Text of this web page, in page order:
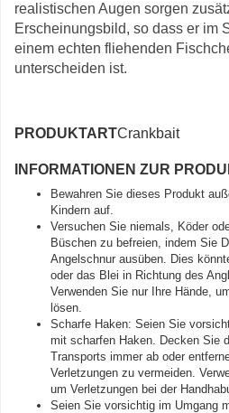
realistischen Augen sorgen
Erscheinungsbild, so dass er im
einem echten fliehenden
unterscheiden ist.
PRODUKTARTCrankbait
INFORMATIONEN ZUR
Bewahren Sie dieses Produkt
Kindern auf.
Versuchen Sie niemals, Köder
Büschen zu befreien, indem Sie
Angelschnur ausüben. Dies
oder das Blei in Richtung des
Verwenden Sie nur Ihre Hände,
lösen.
Scharfe Haken: Seien Sie
mit scharfen Haken. Decken Sie
Transports immer ab oder
Verletzungen zu vermeiden.
um Verletzungen bei der
Seien Sie vorsichtig im Umgang